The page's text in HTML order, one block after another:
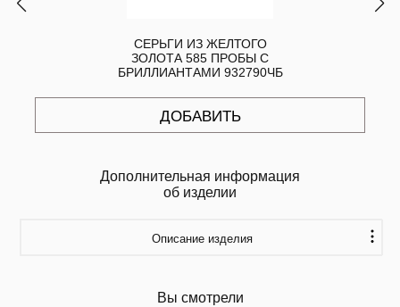
СЕРЬГИ ИЗ ЖЕЛТОГО
ЗОЛОТА 585 ПРОБЫ С
БРИЛЛИАНТАМИ 932790ЧБ
ДОБАВИТЬ
Дополнительная информация
об изделии
Описание изделия
Вы смотрели